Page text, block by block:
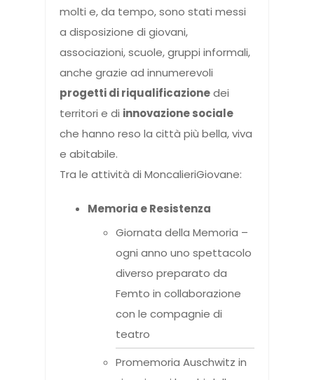
molti e, da tempo, sono stati messi
a disposizione di giovani,
associazioni, scuole, gruppi informali,
anche grazie ad innumerevoli
progetti di riqualificazionedei
territori e di innovazione sociale
che hanno reso la città più bella, viva
e abitabile.
Tra le attività di MoncalieriGiovane:
Memoria e Resistenza
Giornata della Memoria –
ogni anno uno spettacolo
diverso preparato da
Femto in collaborazione
con le compagnie di
teatro
Promemoria Auschwitz in